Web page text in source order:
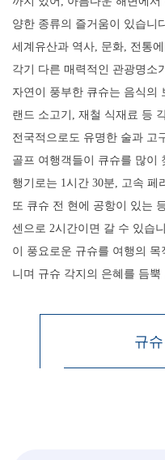
양한 종류의 즐거움이 있습니
세계유산과 역사, 문화, 전통
각기 다른 매력적인 관광명소
자연이 풍부한 큐슈는 음식의
랜드 소고기, 재철 식재료 등
전국적으로도 유명한 술과 고
골프 여행객들이 큐슈를 많이
행기로는 1시간 30분, 고속 페
또 큐슈 전 현에 공항이 있는
센으로 2시간이면 갈 수 있습
이 풍요로운 규슈를 여행의
니며 규슈 각지의 은혜를 듬뿍
규